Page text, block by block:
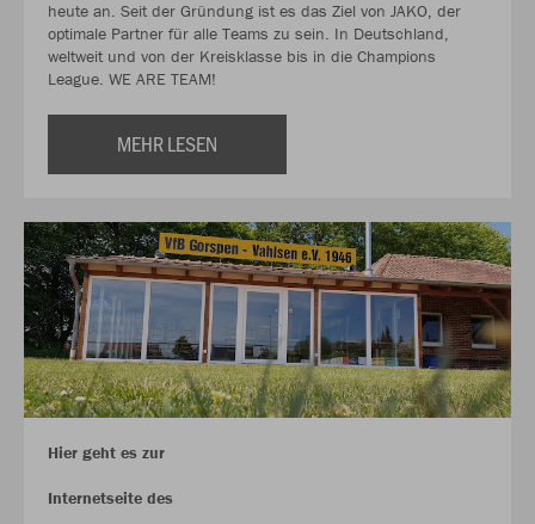
heute an. Seit der Gründung ist es das Ziel von JAKO, der
optimale Partner für alle Teams zu sein. In Deutschland,
weltweit und von der Kreisklasse bis in die Champions
League. WE ARE TEAM!
MEHR LESEN
Hier geht es zur
Internetseite des